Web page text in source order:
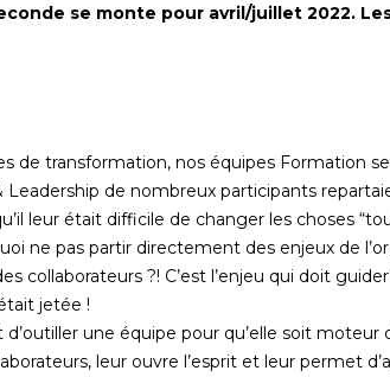
se monte pour avril/juillet 2022.
de transformation, nos équipes Formation
de nombreux participants
leur était difficile de changer les choses
ne pas partir directement des enjeux de
?! C’est l’enjeu qui doit guider
jetée !
une équipe pour qu’elle soit moteur
leur ouvre l’esprit et leur permet